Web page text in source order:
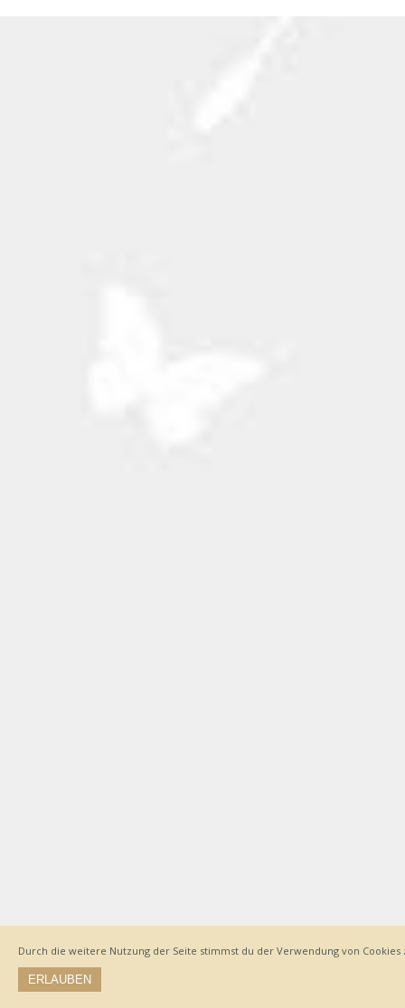
Durch die weitere Nutzung der Seite stimmst du der Verwendung von Cookies
ERLAUBEN